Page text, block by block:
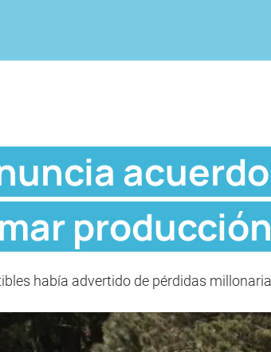
había advertido de pérdidas